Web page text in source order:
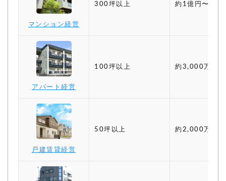
マンション経営
300坪以上 約1億円〜
アパート経営
100坪以上 約3,000万円〜
戸建賃貸経営
50坪以上 約2,000万円〜